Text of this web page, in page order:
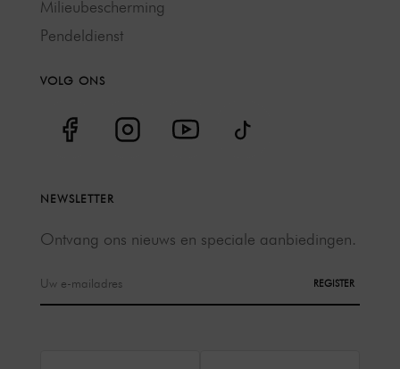
Milieubescherming
Pendeldienst
VOLG ONS
NEWSLETTER
Ontvang ons nieuws en speciale aanbiedingen.
REGISTER